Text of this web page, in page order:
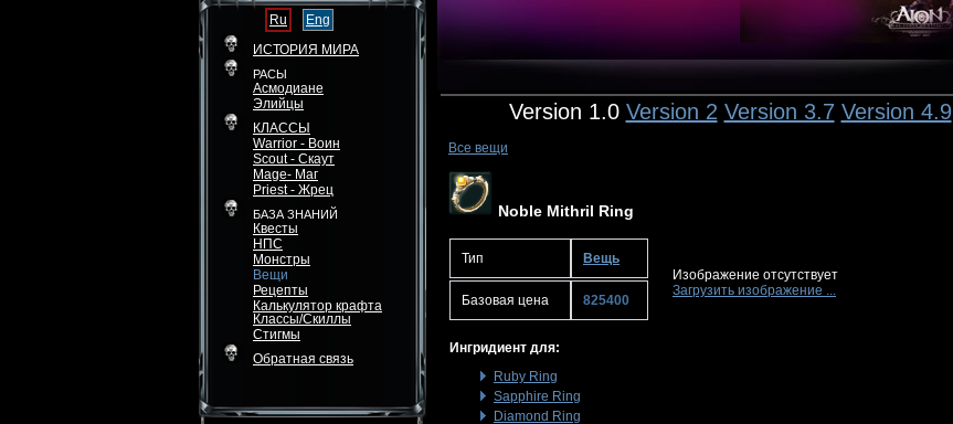
Ru
Eng
ИСТОРИЯ МИРА
РАСЫ
Асмодиане
Элийцы
КЛАССЫ
Warrior - Воин
Scout - Скаут
Mage- Маг
Priest - Жрец
БАЗА ЗНАНИЙ
Квесты
НПС
Монстры
Вещи
Рецепты
Калькулятор крафта
Классы/Скиллы
Стигмы
Обратная связь
Version 1.0 Version 2 Version 3.7 Version 4.9
Все вещи
Noble Mithril Ring
Тип Вещь
Базовая цена 825400
Изображение отсутствует
Загрузить изображение ...
Ингридиент для:
Ruby Ring
Sapphire Ring
Diamond Ring